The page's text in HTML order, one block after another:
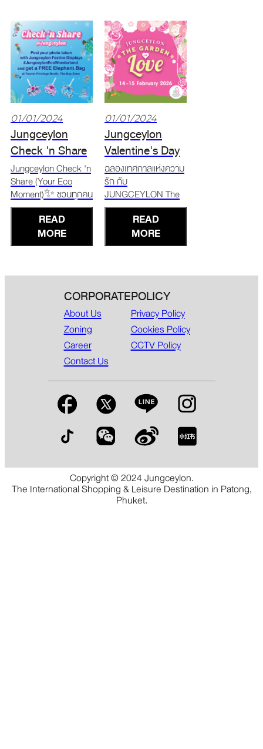
ศิลปะแม่ไม้มวยไทยทุก
วัน เวลา 17.00 น.
เป็นต้นไป ร่วมสนุกกับ
เวิร์กช็อปงานฝีมือไทยสุ
📅5 ธันวาคม 2568
📍ลานกิจกรรม The
Bay
01/01/2024
Jungceylon
Check 'n Share
(Your Eco
Moment)
Jungceylon Check 'n
Share (Your Eco
Moment)✨ ชวนทุกคน
มาถ่ายรูปกับ ผลงาน
ศิลปะอัพไซเคิลจากขยะ
ทะเล ที่ถ่ายทอดเรื่อง
ราวของท้องทะเลผ่าน
🐋♻️ 📌เพียงโพสต์
ในจังซีลอน ติดแฮชแท็ก
#JungceylonEcoWonderla
READ
MORE
01/01/2024
Jungceylon
Valentine's Day
2026: The
Garden of Love
ฉลองเทศกาลแห่งความ
รัก กับ
JUNGCEYLON The
Garden of Love เสิร์ฟ
ความฟินชวนถ่ายภาพ
สุดชิค กับ "LOVE
BOX" 📍ณ โซนเดอะ
🩷Sweet Love Song:
กุมภาพันธ์ 2569 ดื่มด่ำ
ไปกับบรรยากาศ
วาเลนไทน์อันแสนหวา
READ
MORE
CORPORATE
About Us
Zoning
Career
Contact Us
POLICY
Privacy Policy
Cookies Policy
CCTV Policy
Copyright © 2024 Jungceylon.
The International Shopping & Leisure Destination in Patong,
Phuket.